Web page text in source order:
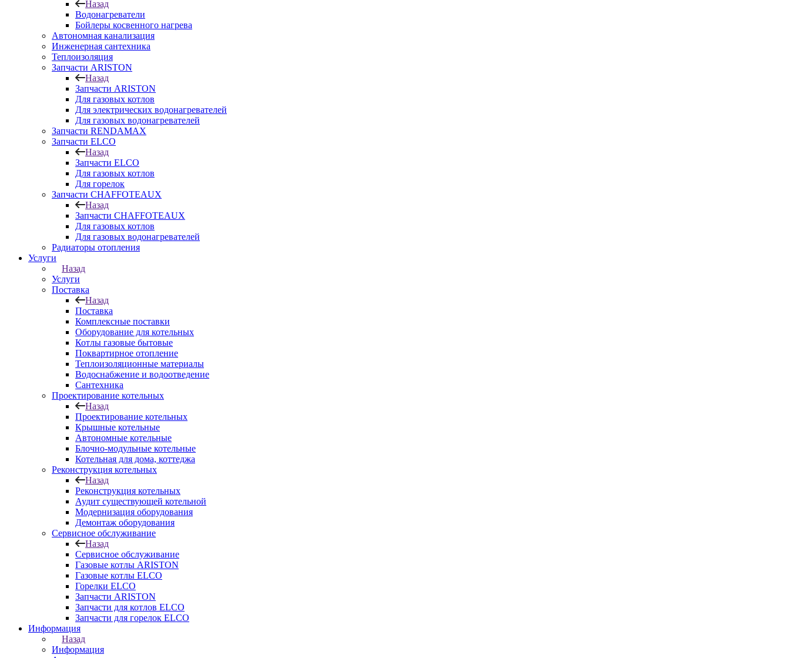
Назад
Водонагреватели
Бойлеры косвенного нагрева
Автономная канализация
Инженерная сантехника
Теплоизоляция
Запчасти ARISTON
Назад
Запчасти ARISTON
Для газовых котлов
Для электрических водонагревателей
Для газовых водонагревателей
Запчасти RENDAMAX
Запчасти ELCO
Назад
Запчасти ELCO
Для газовых котлов
Для горелок
Запчасти CHAFFOTEAUX
Назад
Запчасти CHAFFOTEAUX
Для газовых котлов
Для газовых водонагревателей
Радиаторы отопления
Услуги
Назад
Услуги
Поставка
Назад
Поставка
Комплексные поставки
Оборудование для котельных
Котлы газовые бытовые
Поквартирное отопление
Теплоизоляционные материалы
Водоснабжение и водоотведение
Сантехника
Проектирование котельных
Назад
Проектирование котельных
Крышные котельные
Автономные котельные
Блочно-модульные котельные
Котельная для дома, коттеджа
Реконструкция котельных
Назад
Реконструкция котельных
Аудит существующей котельной
Модернизация оборудования
Демонтаж оборудования
Сервисное обслуживание
Назад
Сервисное обслуживание
Газовые котлы ARISTON
Газовые котлы ELCO
Горелки ELCO
Запчасти ARISTON
Запчасти для котлов ELCO
Запчасти для горелок ELCO
Информация
Назад
Информация